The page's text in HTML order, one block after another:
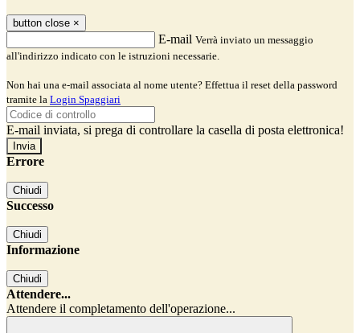
button close ×
E-mail Verrà inviato un messaggio
all'indirizzo indicato con le istruzioni necessarie.
Non hai una e-mail associata al nome utente? Effettua il reset della password
tramite la Login Spaggiari
E-mail inviata, si prega di controllare la casella di posta elettronica!
Errore
Chiudi
Successo
Chiudi
Informazione
Chiudi
Attendere...
Attendere il completamento dell'operazione...